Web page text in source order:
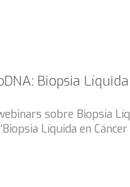
Biopsia
sobre Biopsia
Líquida en Cáncer